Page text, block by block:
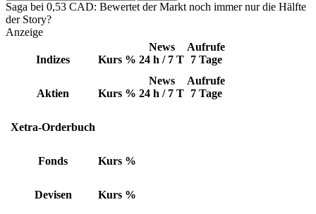
Saga bei 0,53 CAD: Bewertet der Markt noch immer nur die Hälfte
der Story?
Anzeige
Indizes Kurs %
News
24 h / 7 T
Aufrufe
7 Tage
Aktien Kurs %
News
24 h / 7 T
Aufrufe
7 Tage
Xetra-Orderbuch
Fonds Kurs %
Devisen Kurs %